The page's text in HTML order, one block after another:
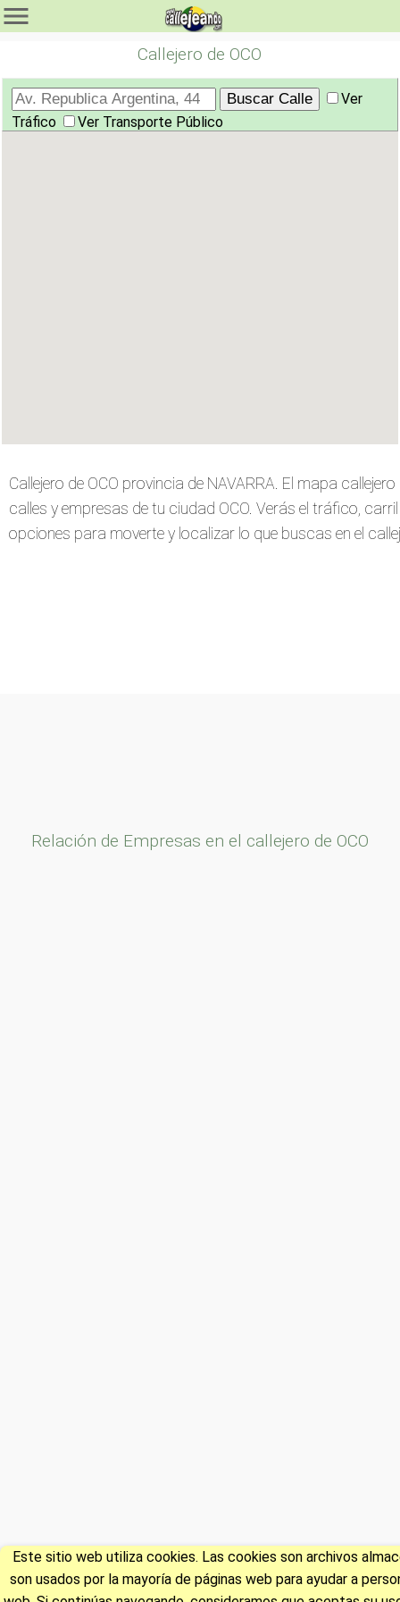
Callejero de OCO
Ver
Tráfico
Ver Transporte Público
Callejero de OCO provincia de NAVARRA. El mapa
calles y empresas de tu ciudad OCO. Verás el tráfico,
opciones para moverte y localizar lo que buscas en el
Relación de Empresas en el callejero de OCO
Este sitio web utiliza cookies. Las cookies son archivos
son usados por la mayoría de páginas web para ayudar a